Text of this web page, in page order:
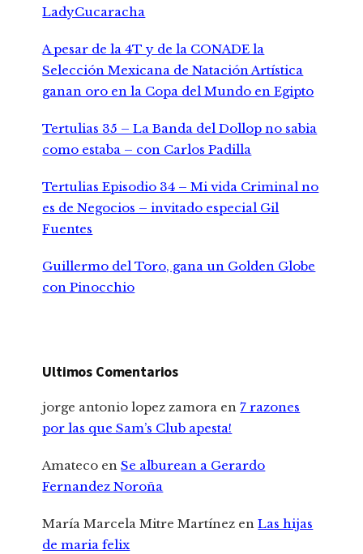
LadyCucaracha
A pesar de la 4T y de la CONADE la
Selección Mexicana de Natación Artística
ganan oro en la Copa del Mundo en Egipto
Tertulias 35 – La Banda del Dollop no sabia
como estaba – con Carlos Padilla
Tertulias Episodio 34 – Mi vida Criminal no
es de Negocios – invitado especial Gil
Fuentes
Guillermo del Toro, gana un Golden Globe
con Pinocchio
Ultimos Comentarios
jorge antonio lopez zamora en7 razones
por las que Sam’s Club apesta!
Amateco enSe alburean a Gerardo
Fernandez Noroña
María Marcela Mitre Martínez enLas hijas
de maria felix